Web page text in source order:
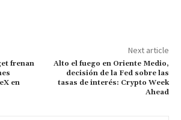
frenan
en
Next article
Alto el fuego en Oriente Medio,
decisión de la Fed sobre las
tasas de interés: Crypto Week
Ahead